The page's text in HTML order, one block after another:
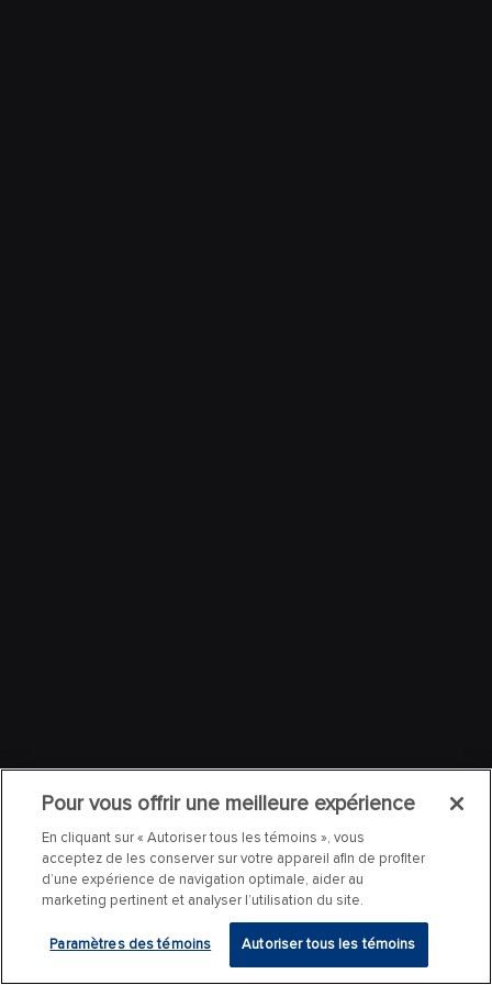
Pour vous offrir une meilleure expérience
En cliquant sur « Autoriser tous les témoins », vous
acceptez de les conserver sur votre appareil afin de profiter
d’une expérience de navigation optimale, aider au
marketing pertinent et analyser l’utilisation du site.
Paramètres des témoins Autoriser tous les témoins